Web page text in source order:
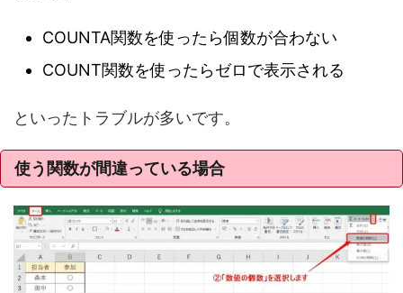
COUNTA関数を使ったら個数が合わない
COUNT関数を使ったらゼロで表示される
といったトラブルが多いです。
使う関数が間違っている場合